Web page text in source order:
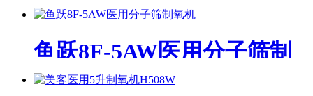
鱼跃8F-5AW医用分子筛制
氧机